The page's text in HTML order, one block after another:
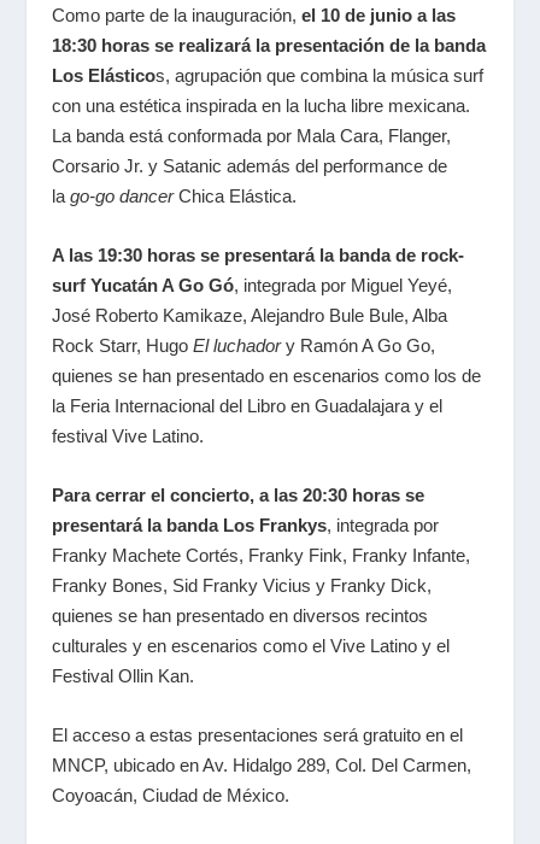
Como parte de la inauguración, el 10 de junio a las
18:30 horas se realizará la presentación de la banda
Los Elásticos, agrupación que combina la música surf
con una estética inspirada en la lucha libre mexicana.
La banda está conformada por Mala Cara, Flanger,
Corsario Jr. y Satanic además del performance de
la go-go dancer Chica Elástica.
A las 19:30 horas se presentará la banda de rock-
surf Yucatán A Go Gó, integrada por Miguel Yeyé,
José Roberto Kamikaze, Alejandro Bule Bule, Alba
Rock Starr, Hugo El luchador y Ramón A Go Go,
quienes se han presentado en escenarios como los de
la Feria Internacional del Libro en Guadalajara y el
festival Vive Latino.
Para cerrar el concierto, a las 20:30 horas se
presentará la banda Los Frankys, integrada por
Franky Machete Cortés, Franky Fink, Franky Infante,
Franky Bones, Sid Franky Vicius y Franky Dick,
quienes se han presentado en diversos recintos
culturales y en escenarios como el Vive Latino y el
Festival Ollin Kan.
El acceso a estas presentaciones será gratuito en el
MNCP, ubicado en Av. Hidalgo 289, Col. Del Carmen,
Coyoacán, Ciudad de México.